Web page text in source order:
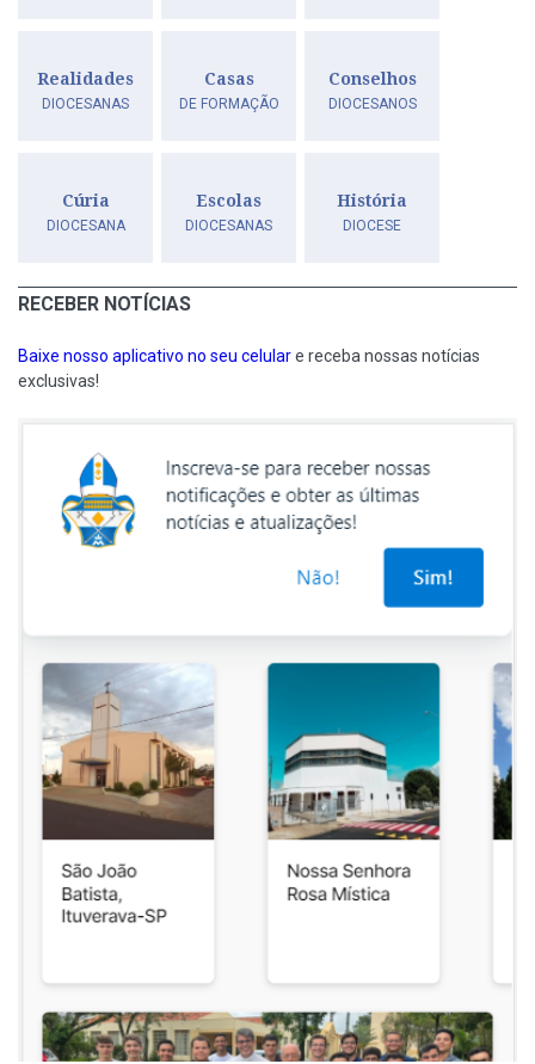
Realidades
DIOCESANAS
Casas
DE FORMAÇÃO
Conselhos
DIOCESANOS
Cúria
DIOCESANA
Escolas
DIOCESANAS
História
DIOCESE
RECEBER NOTÍCIAS
Baixe nosso aplicativo no seu celulare receba nossas notícias
exclusivas!